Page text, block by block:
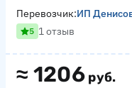
≈ 1206 руб.
Перевозчик:ИП
5 1 отзыв